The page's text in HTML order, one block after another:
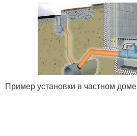
Пример установки в частном доме